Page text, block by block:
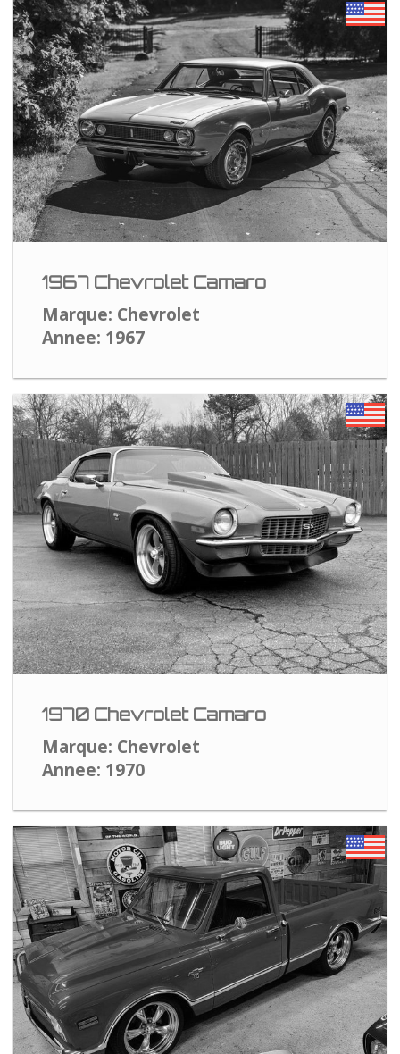
1967 Chevrolet Camaro
Marque: Chevrolet
Annee: 1967
1970 Chevrolet Camaro
Marque: Chevrolet
Annee: 1970